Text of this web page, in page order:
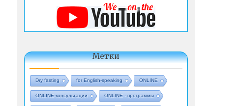
Метки
Dry fasting for English-speaking ONLINE
ONLINE-консультации ONLINE - программы